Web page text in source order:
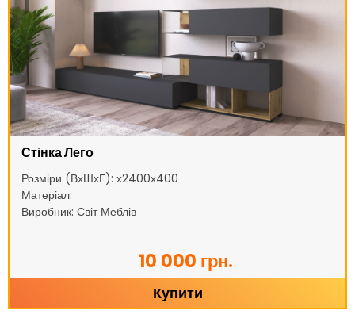
Стінка Лего
Розміри (ВхШхГ): х2400х400
Матеріал:
Виробник: Світ Меблів
10 000 грн.
Купити